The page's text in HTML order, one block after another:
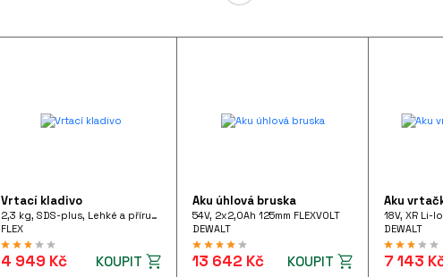
Vrtací kladivo
2,3 kg, SDS-plus, Lehké a příruční vrtací kladivo 710 W pistolového tvaru, FHE 2-22 SDS-plus 230/CEE
FLEX
4 949 Kč KOUPIT
Aku úhlová bruska
54V, 2x2,0Ah 125mm FLEXVOLT
DEWALT
13 642 Kč KOUPIT
Aku
18V, XR Li-
DEWALT
7 143